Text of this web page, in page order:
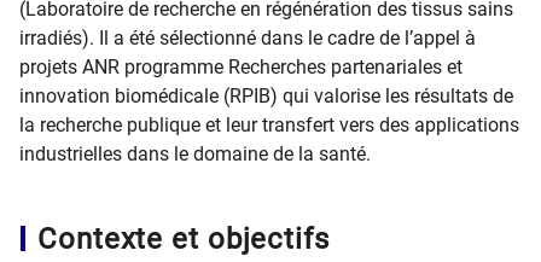
(Laboratoire de recherche en régénération des tissus sains
irradiés). Il a été sélectionné dans le cadre de l’appel à
projets ANR programme Recherches partenariales et
innovation biomédicale (RPIB) qui valorise les résultats de
la recherche publique et leur transfert vers des applications
industrielles dans le domaine de la santé.
Contexte et objectifs